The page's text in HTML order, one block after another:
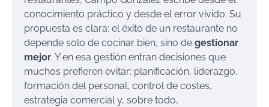
conocimiento práctico y desde el error vivido. Su
propuesta es clara: el éxito de un restaurante no
depende solo de cocinar bien, sino de gestionar
mejor. Y en esa gestión entran decisiones que
muchos prefieren evitar: planificación, liderazgo,
formación del personal, control de costes,
estrategia comercial y, sobre todo,